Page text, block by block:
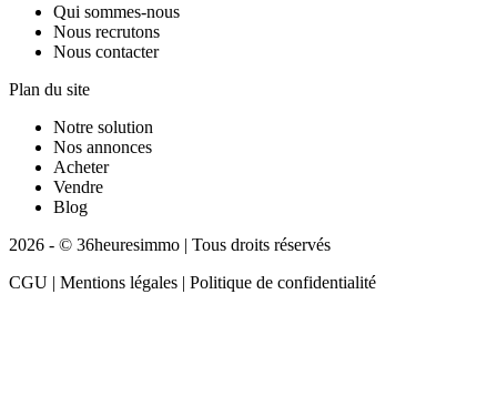
Qui sommes-nous
Nous recrutons
Nous contacter
Plan du site
Notre solution
Nos annonces
Acheter
Vendre
Blog
2026 - © 36heuresimmo | Tous droits réservés
CGU | Mentions légales | Politique de confidentialité